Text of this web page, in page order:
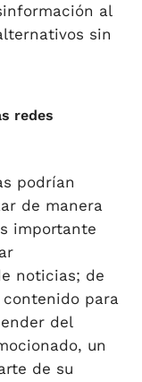
al
sin
redes
podrían
de manera
importante
noticias; de
para
del
un
de su